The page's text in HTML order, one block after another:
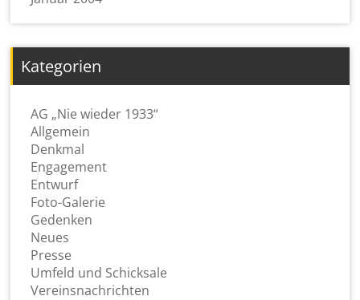
Kategorien
AG „Nie wieder 1933“
Allgemein
Denkmal
Engagement
Entwurf
Foto-Galerie
Gedenken
Neues
Presse
Umfeld und Schicksale
Vereinsnachrichten